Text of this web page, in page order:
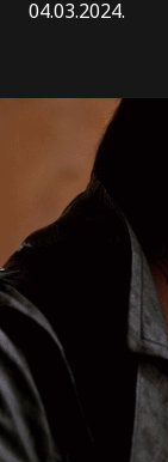
04.03.2024.